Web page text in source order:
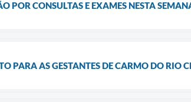
POR CONSULTAS E EXAMES NESTA
PARA AS GESTANTES DE CARMO DO RIO